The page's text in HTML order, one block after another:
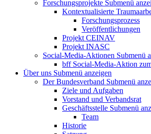
Forschungsprojekte Submenü
Kontextualisierte
Forschungsprozess
Veröffentlichungen
Projekt CEINAV
Projekt INASC
Social-Media-Aktionen Submenü
bff Social-Media-Aktion
Über uns Submenü anzeigen
Der Bundesverband Submenü
Ziele und Aufgaben
Vorstand und Verbandsrat
Geschäftsstelle Submenü
Team
Historie